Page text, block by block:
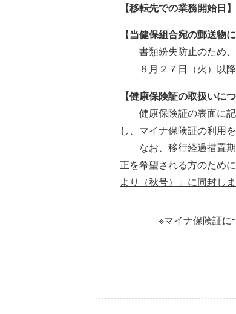
【移転先での業務開始日】
【当健保組合宛の郵送物
書類紛失防止のため
８月２７日（火）以
【健康保険証の取扱いにつ
健康保険証の表面に
し、マイナ保険証の利用
なお、移行経過措置
正を希望される方のため
より（秋号）」に同封し
※マイナ保険証に